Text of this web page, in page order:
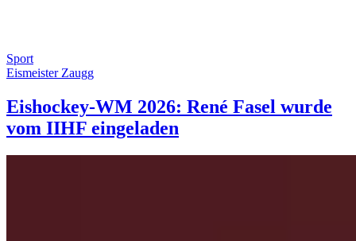
Sport
Eismeister Zaugg
Eishockey-WM 2026: René Fasel wurde
vom IIHF eingeladen